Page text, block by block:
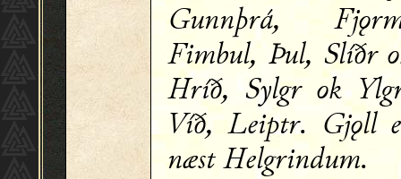
Gunnþrá,
Fimbul, Þul, Slíðr
Hríð, Sylgr ok
Víð, Leiptr. Gjǫll
næst Helgrindum.